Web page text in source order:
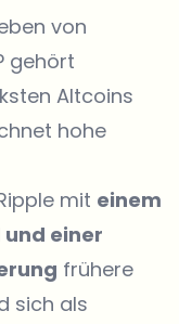
von
gehört
Altcoins
hohe
mit einem
einer
frühere
sich als